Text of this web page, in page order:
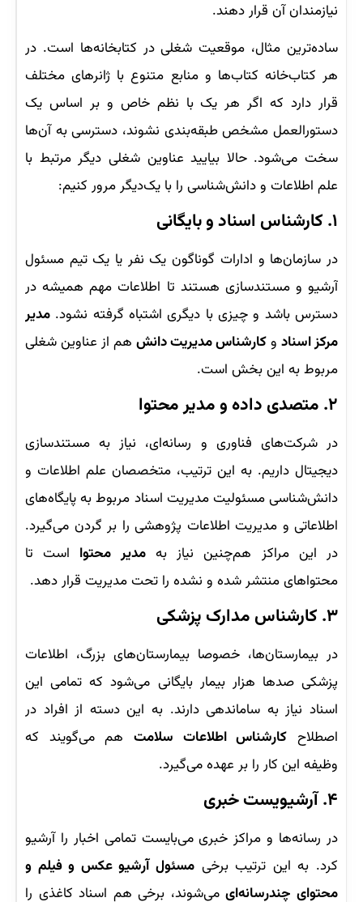
نیازمندان آن قرار دهند.
ساده‌ترین مثال، موقعیت شغلی در کتابخانه‌ها است. در
هر کتاب‌خانه کتاب‌ها و منابع متنوع با ژانرهای مختلف
قرار دارد که اگر هر یک با نظم خاص و بر اساس یک
دستورالعمل مشخص طبقه‌بندی نشوند، دسترسی به آن‌ها
سخت می‌شود. حالا بیایید عناوین شغلی دیگر مرتبط با
علم اطلاعات و دانش‌شناسی را با یک‌دیگر مرور کنیم:
۱. کارشناس اسناد و بایگانی
در سازمان‌ها و ادارات گوناگون یک نفر یا یک تیم مسئول
آرشیو و مستندسازی هستند تا اطلاعات مهم همیشه در
دسترس باشد و چیزی با دیگری اشتباه گرفته نشود. مدیر
مرکز اسناد وکارشناس مدیریت دانش هم از عناوین شغلی
مربوط به این بخش است.
۲. متصدی داده و مدیر محتوا
در شرکت‌های فناوری و رسانه‌ای، نیاز به مستندسازی
دیجیتال داریم. به این ترتیب، متخصصان علم اطلاعات و
دانش‌شناسی مسئولیت مدیریت اسناد مربوط به پایگاه‌های
اطلاعاتی و مدیریت اطلاعات پژوهشی را بر گردن می‌گیرد.
در این مراکز هم‌چنین نیاز بهمدیر محتوا است تا
محتواهای منتشر شده و نشده را تحت مدیریت قرار دهد.
۳. کارشناس مدارک پزشکی
در بیمارستان‌ها، خصوصا بیمارستان‌های بزرگ، اطلاعات
پزشکی صدها هزار بیمار بایگانی می‌شود که تمامی این
اسناد نیاز به ساماندهی دارند. به این دسته از افراد در
اصطلاح کارشناس اطلاعات سلامت هم می‌گویند که
وظیفه این کار را بر عهده می‌گیرد.
۴. آرشیویست خبری
در رسانه‌ها و مراکز خبری می‌بایست تمامی اخبار را آرشیو
کرد. به این ترتیب برخی مسئول آرشیو عکس و فیلم و
محتوای چندرسانه‌ایمی‌شوند، برخی هم اسناد کاغذی را